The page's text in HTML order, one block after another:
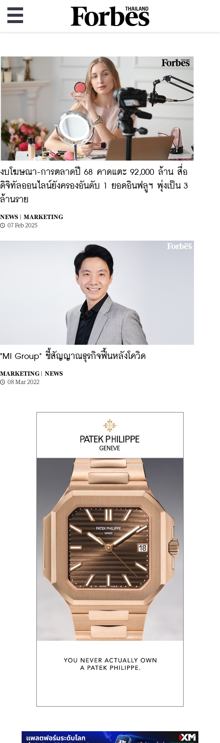
งบโฆษณา-การตลาดปี 68 คาดแตะ 92,000 ล้าน สื่อ
ดิจิทัลออนไลน์ยังครองอันดับ 1 ยอดอินฟลูฯ พุ่งเป็น 3
ล้านราย
NEWS |
MARKETING
07 Feb 2025
"MI Group" ชี้สัญญาณธุรกิจฟื้นหลังโควิด
MARKETING |
NEWS
08 Mar 2022